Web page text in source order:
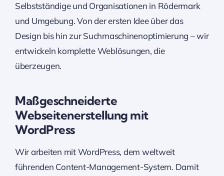
Selbstständige und Organisationen in Rödermark
und Umgebung. Von der ersten Idee über das
Design bis hin zur Suchmaschinenoptimierung – wir
entwickeln komplette Weblösungen, die
überzeugen.
Maßgeschneiderte
Webseitenerstellung mit
WordPress
Wir arbeiten mit WordPress, dem weltweit
führenden Content-Management-System. Damit